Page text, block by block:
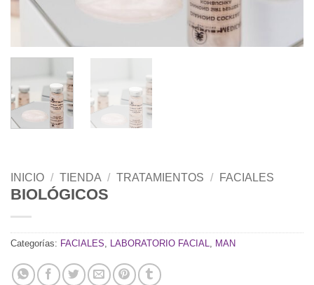
INICIO / TIENDA / TRATAMIENTOS / FACIALES
BIOLÓGICOS
Categorías: FACIALES LABORATORIO FACIAL MAN